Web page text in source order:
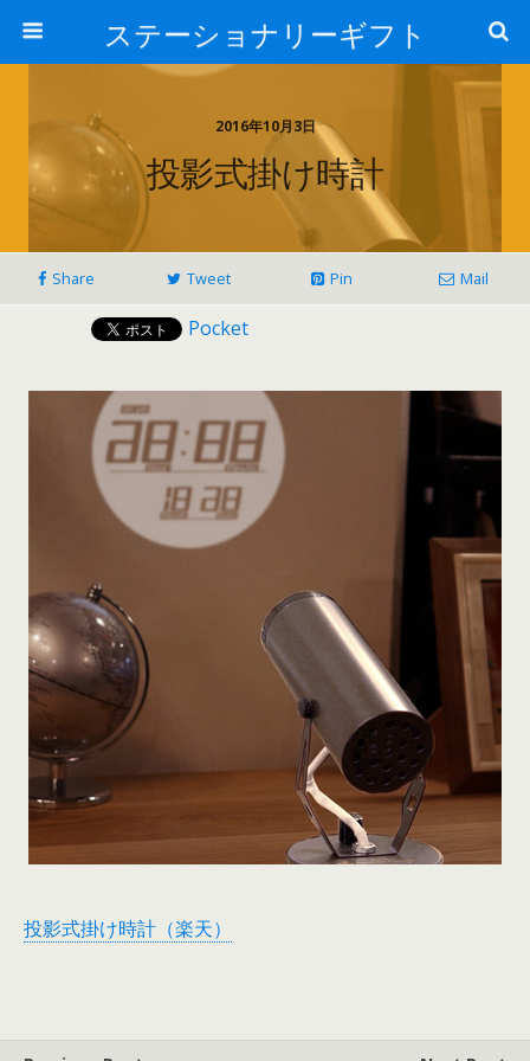
ステーショナリーギフト
2016年10月3日
投影式掛け時計
Share Tweet Pin Mail
Pocket
投影式掛け時計（楽天）